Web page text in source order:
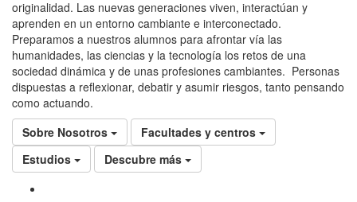
originalidad. Las nuevas generaciones viven, interactúan y
aprenden en un entorno cambiante e interconectado.
Preparamos a nuestros alumnos para afrontar vía las
humanidades, las ciencias y la tecnología los retos de una
sociedad dinámica y de unas profesiones cambiantes. Personas
dispuestas a reflexionar, debatir y asumir riesgos, tanto pensando
como actuando.
Sobre Nosotros
Facultades y centros
Estudios
Descubre más